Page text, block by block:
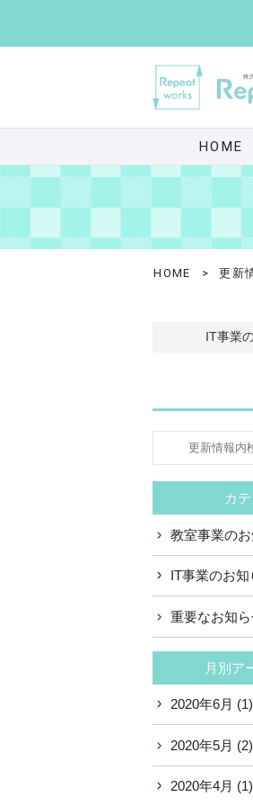
HOME
HOME > 更新
IT事業
カ
教室事業の
IT事業のお
重要なお知
月別ア
2020年6月 (1)
2020年5月 (2)
2020年4月 (1)